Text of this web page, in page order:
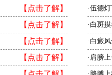
【点击了解】
【点击了解】
【点击了解】
【点击了解】
·伍德
·白斑
·白癜
·肩膀